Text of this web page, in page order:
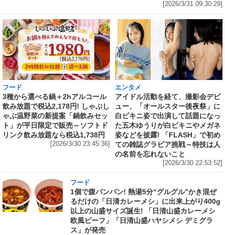
[2026/3/31 09:30:29]
フード
3種から選べる鍋＋2hアルコール
飲み放題で税込2,178円! しゃぶし
ゃぶ温野菜の新提案「鍋飲みセッ
ト」が平日限定で販売～ソフトド
リンク飲み放題なら税込1,738円
[2026/3/30 23:45:36]
エンタメ
アイドル活動を経て、撮影会デビ
ュー、「オールスター後夜祭」に
白ビキニ姿で出演して話題になっ
た五木ゆうりが白ビキニやメガネ
姿などを披露! 「FLASH」で初め
ての雑誌グラビア挑戦～特技は人
の名前を忘れないこと
[2026/3/30 22:53:52]
フード
1個で腹パンパン! 熱湯5分“グルグル”かき混ぜ
るだけの「日清カレーメシ」に出来上がり400g
以上の山盛サイズ誕生! 「日清山盛カレーメシ
欧風ビーフ」「日清山盛ハヤシメシ デミグラ
ス」が発売